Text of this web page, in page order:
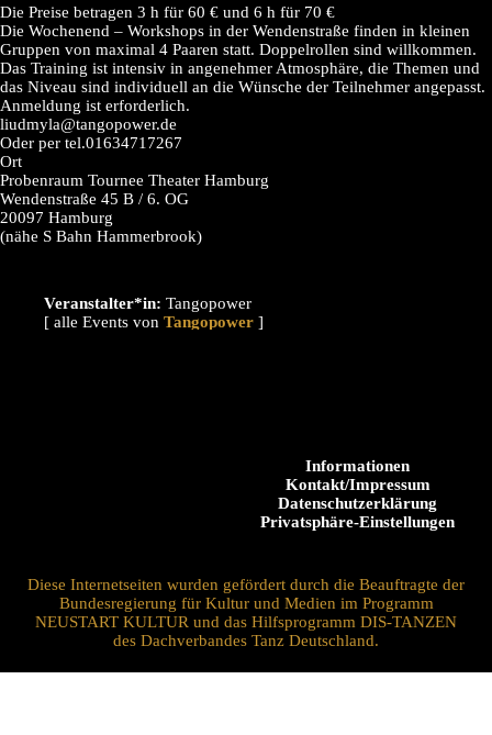
Die Preise betragen 3 h für 60 € und 6 h für 70 €
Die Wochenend – Workshops in der Wendenstraße finden in kleinen
Gruppen von maximal 4 Paaren statt. Doppelrollen sind willkommen.
Das Training ist intensiv in angenehmer Atmosphäre, die Themen und
das Niveau sind individuell an die Wünsche der Teilnehmer angepasst.
Anmeldung ist erforderlich.
liudmyla@tangopower.de
Oder per tel.01634717267
​Ort
Probenraum Tournee Theater Hamburg
Wendenstraße 45 B / 6. OG
20097 Hamburg
(nähe S Bahn Hammerbrook)
Veranstalter*in: Tangopower
[ alle Events von
]
Informationen
Kontakt/Impressum
Datenschutzerklärung
Privatsphäre-Einstellungen
Diese Internetseiten wurden gefördert durch die Beauftragte der
Bundesregierung für Kultur und Medien im Programm
NEUSTART KULTUR und das Hilfsprogramm DIS-TANZEN
des Dachverbandes Tanz Deutschland.